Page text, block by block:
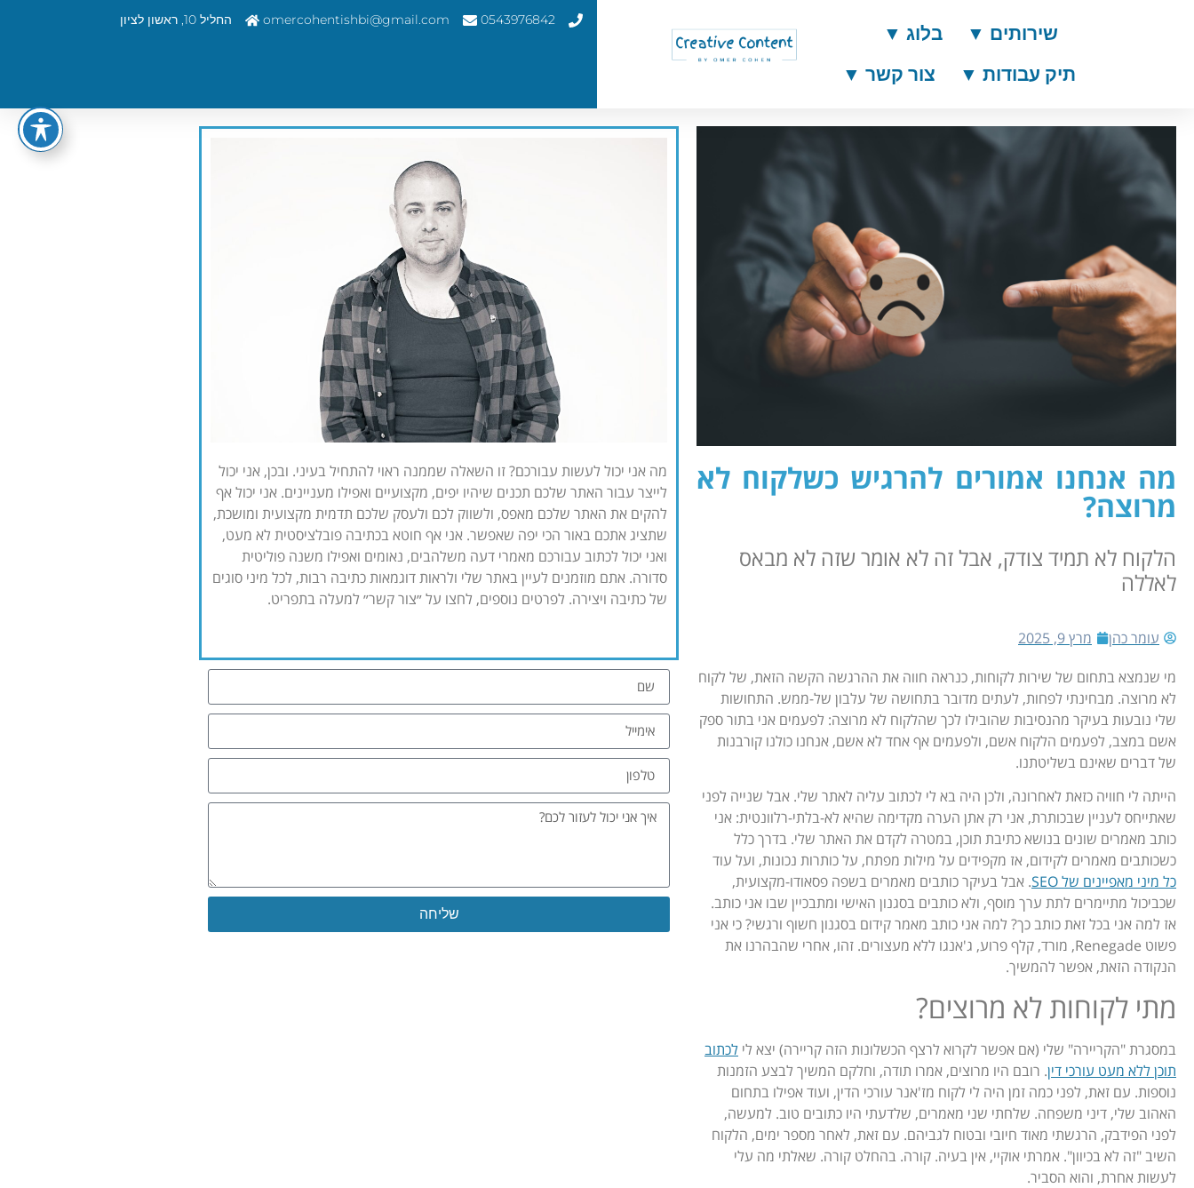
0543976842
omercohentishbi@gmail.com החליל 10, ראשון לציון
שירותים ▼
בלוג ▼
תיק עבודות ▼
צור קשר ▼
מה אנחנו אמורים להרגיש כשלקוח לא
מרוצה?
הלקוח לא תמיד צודק, אבל זה לא אומר שזה לא מבאס
לאללה
עומר כהן
מרץ 9, 2025
מי שנמצא בתחום של שירות לקוחות, כנראה חווה את ההרגשה הקשה הזאת, של לקוח
לא מרוצה. מבחינתי לפחות, לעתים מדובר בתחושה של עלבון של-ממש. התחושות
שלי נובעות בעיקר מהנסיבות שהובילו לכך שהלקוח לא מרוצה: לפעמים אני בתור ספק
אשם במצב, לפעמים הלקוח אשם, ולפעמים אף אחד לא אשם, אנחנו כולנו קורבנות
של דברים שאינם בשליטתנו.
הייתה לי חוויה כזאת לאחרונה, ולכן היה בא לי לכתוב עליה לאתר שלי. אבל שנייה לפני
שאתייחס לעניין שבכותרת, אני רק אתן הערה מקדימה שהיא לא-בלתי-רלוונטית: אני
כותב מאמרים שונים בנושא כתיבת תוכן, במטרה לקדם את האתר שלי. בדרך כלל
כשכותבים מאמרים לקידום, אז מקפידים על מילות מפתח, על כותרות נכונות, ועל עוד
כל מיני מאפיינים של SEO
. אבל בעיקר כותבים מאמרים בשפה פסאודו-מקצועית,
שכביכול מתיימרים לתת ערך מוסף, ולא כותבים בסגנון האישי ומתבכיין שבו אני כותב.
אז למה אני בכל זאת כותב כך? למה אני כותב מאמר קידום בסגנון חשוף ורגשי? כי אני
פשוט Renegade, מורד, קלף פרוע, ג'אנגו ללא מעצורים. זהו, אחרי שהבהרנו את
הנקודה הזאת, אפשר להמשיך.
מתי לקוחות לא מרוצים?
במסגרת "הקריירה" שלי (אם אפשר לקרוא לרצף הכשלונות הזה קריירה) יצא לי לכתוב
תוכן ללא מעט עורכי דין. רובם היו מרוצים, אמרו תודה, וחלקם המשיך לבצע הזמנות
נוספות. עם זאת, לפני כמה זמן היה לי לקוח מז'אנר עורכי הדין, ועוד אפילו בתחום
האהוב שלי, דיני משפחה. שלחתי שני מאמרים, שלדעתי היו כתובים טוב. למעשה,
לפני הפידבק, הרגשתי מאוד חיובי ובטוח לגביהם. עם זאת, לאחר מספר ימים, הלקוח
השיב "זה לא בכיוון". אמרתי אוקיי, אין בעיה. קורה. בהחלט קורה. שאלתי מה עלי
לעשות אחרת, והוא הסביר.
מה אני יכול לעשות עבורכם? זו השאלה שממנה ראוי להתחיל בעיני. ובכן, אני יכול
לייצר עבור האתר שלכם תכנים שיהיו יפים, מקצועיים ואפילו מעניינים. אני יכול אף
להקים את האתר שלכם מאפס, ולשווק לכם ולעסק שלכם תדמית מקצועית ומושכת,
שתציג אתכם באור הכי יפה שאפשר. אני אף חוטא בכתיבה פובלציסטית לא מעט,
ואני יכול לכתוב עבורכם מאמרי דעה משלהבים, נאומים ואפילו משנה פוליטית
סדורה. אתם מוזמנים לעיין באתר שלי ולראות דוגמאות כתיבה רבות, לכל מיני סוגים
של כתיבה ויצירה. לפרטים נוספים, לחצו על ״צור קשר״ למעלה בתפריט.
שליחה